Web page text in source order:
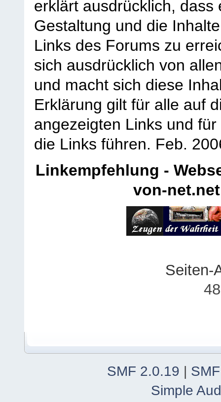
erklärt ausdrücklich,
Gestaltung und die
Links des Forums zu
sich ausdrücklich von
und macht sich diese
Erklärung gilt für alle auf
angezeigten Links und
die Links führen. Feb.
Linkempfehlung -
von-net.net
Seiten-
SMF 2.0.19
Simple